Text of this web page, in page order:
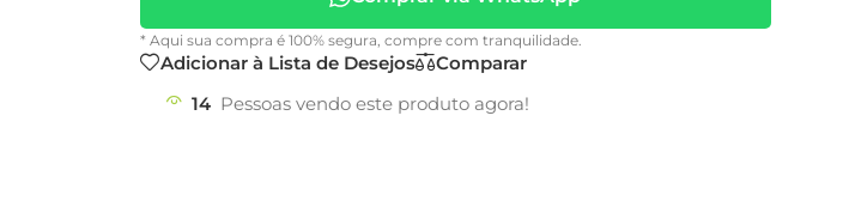
* Aqui sua compra é 100% segura, compre com tranquilidade.
Adicionar à Lista de Desejos
Comparar
14 Pessoas vendo este produto agora!